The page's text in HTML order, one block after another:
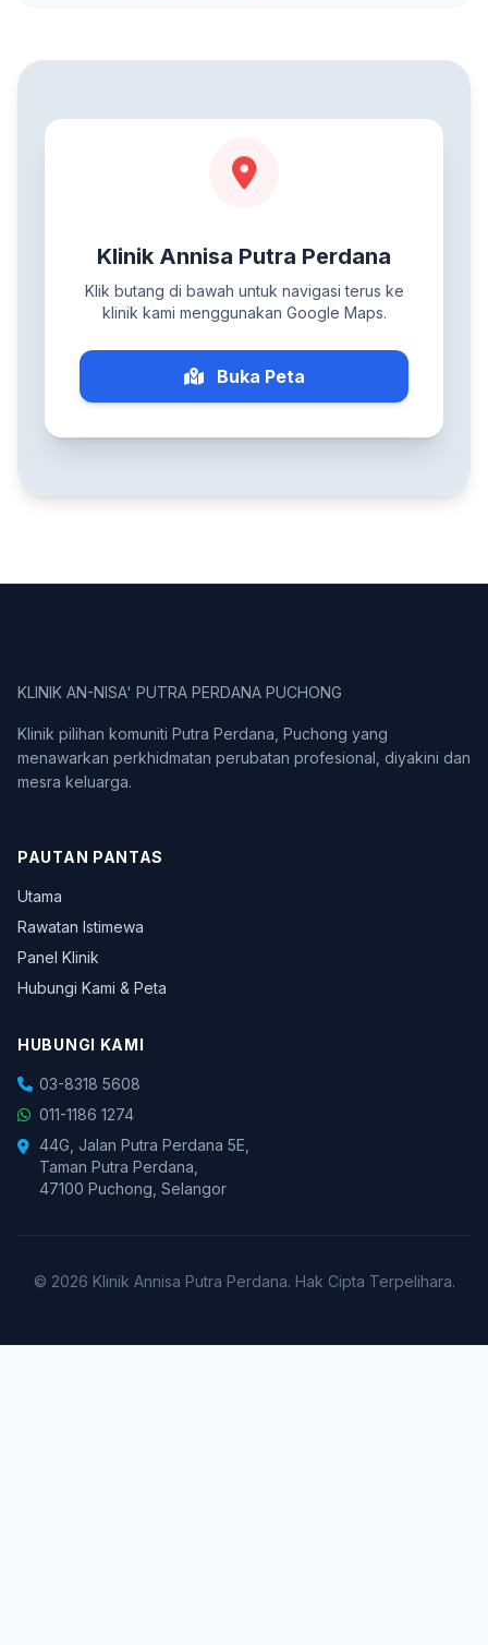
Klinik Annisa Putra Perdana
Klik butang di bawah untuk navigasi terus ke
klinik kami menggunakan Google Maps.
Buka Peta
KLINIK AN-NISA' PUTRA PERDANA PUCHONG
Klinik pilihan komuniti Putra Perdana, Puchong yang
menawarkan perkhidmatan perubatan profesional, diyakini dan
mesra keluarga.
PAUTAN PANTAS
Utama
Rawatan Istimewa
Panel Klinik
Hubungi Kami & Peta
HUBUNGI KAMI
03-8318 5608
011-1186 1274
44G, Jalan Putra Perdana 5E,
Taman Putra Perdana,
47100 Puchong, Selangor
© 2026 Klinik Annisa Putra Perdana. Hak Cipta Terpelihara.